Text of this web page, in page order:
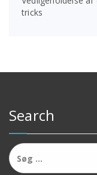
tricks
Search
Søg
efter: